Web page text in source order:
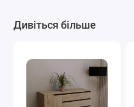
Дивіться більше